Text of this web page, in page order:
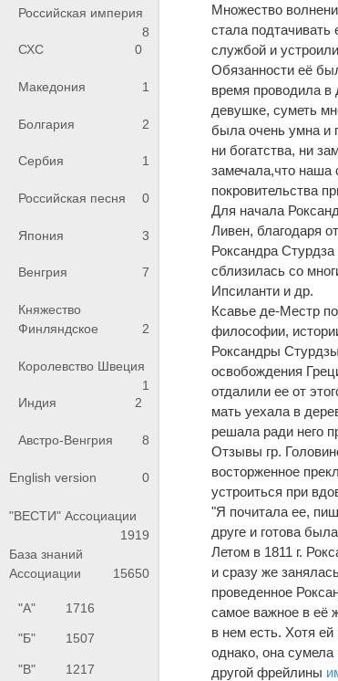
Российская империя
8
СХС
0
Македония 1
Болгария 2
Сербия 1
Российская песня 0
Япония 3
Венгрия 7
Княжество
Финляндское
2
Королевство Швеция
1
Индия
2
Австро-Венгрия 8
English version 0
"ВЕСТИ" Ассоциации
1919
База знаний
Ассоциации
15650
"А" 1716
"Б" 1507
"В" 1217
Множество
стала
службой и
Обязанности её
время проводила в
девушке, суметь
была очень умна и
ни богатства, ни
замечала,что наша
покровительства
Для начала
Ливен, благодаря
Роксандра
сблизилась со
Ипсиланти и др.
Ксавье де-Местр
философии,
Роксандры
освобождения
отдалили ее от
мать уехала в
решала ради него
Отзывы гр.
восторженное
устроиться при
"Я почитала ее,
друге и готова
Летом в 1811 г.
и сразу же
проведенное
самое важное в её
в нем есть. Хотя ей
однако, она сумела
другой фрейлины